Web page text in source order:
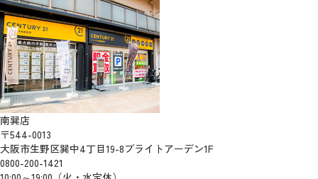
南巽店
〒544-0013
大阪市生野区巽中4丁目19-8ブライトアーデン1F
0800-200-1421